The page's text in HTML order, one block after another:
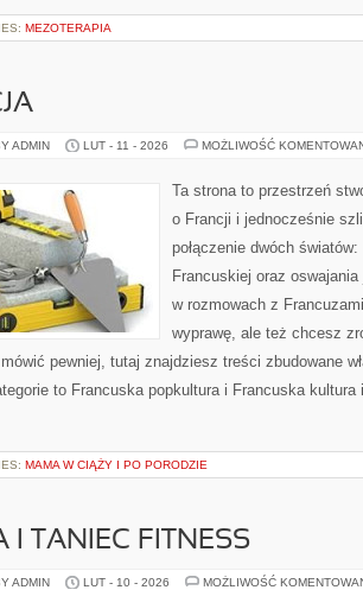
MEZOTERAPIA
ADMIN LUT - 11 - 2026 MOŻLIWOŚĆ
Ta strona to przestrzeń
o Francji i jednocześnie
połączenie dwóch
Francuskiej oraz
w rozmowach z
wyprawę, ale też chcesz
pewniej, tutaj znajdziesz treści zbudowane
to Francuska popkultura i Francuska
MAMA W CIĄŻY I PO PORODZIE
I TANIEC FITNESS
ADMIN LUT - 10 - 2026 MOŻLIWOŚĆ